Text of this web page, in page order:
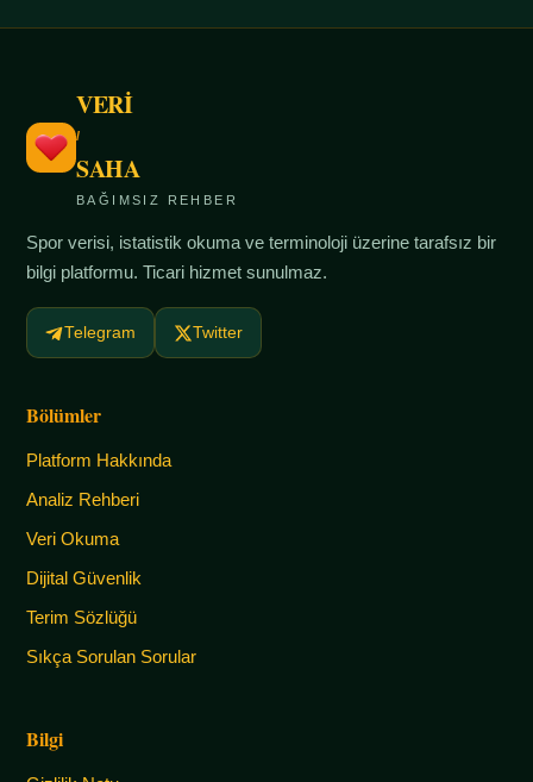
VERİ
/
SAHA
BAĞIMSIZ REHBER
Spor verisi, istatistik okuma ve terminoloji üzerine tarafsız bir
bilgi platformu. Ticari hizmet sunulmaz.
Telegram Twitter
Bölümler
Platform Hakkında
Analiz Rehberi
Veri Okuma
Dijital Güvenlik
Terim Sözlüğü
Sıkça Sorulan Sorular
Bilgi